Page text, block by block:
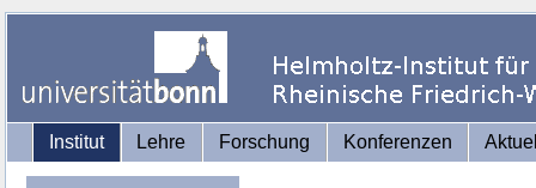
Institut Lehre Forschung Konferenzen